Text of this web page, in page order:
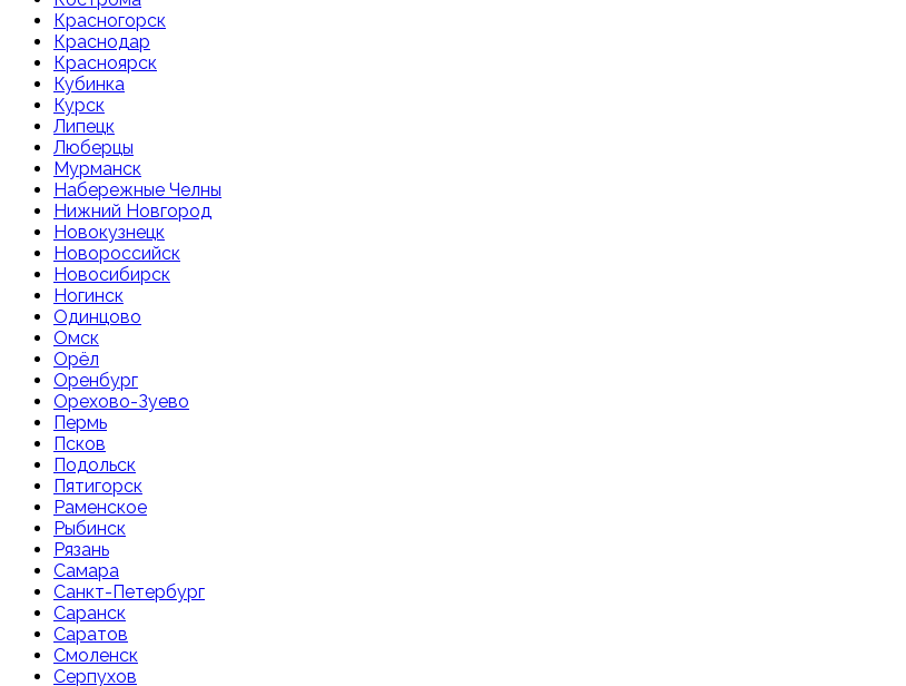
Красногорск
Краснодар
Красноярск
Кубинка
Курск
Липецк
Люберцы
Мурманск
Набережные Челны
Нижний Новгород
Новокузнецк
Новороссийск
Новосибирск
Ногинск
Одинцово
Омск
Орёл
Оренбург
Орехово-Зуево
Пермь
Псков
Подольск
Пятигорск
Раменское
Рыбинск
Рязань
Самара
Санкт-Петербург
Саранск
Саратов
Смоленск
Серпухов